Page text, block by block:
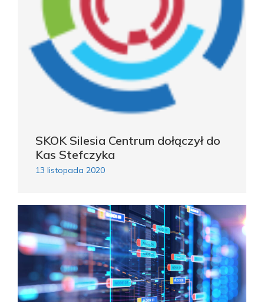
SKOK Silesia Centrum dołączył do
Kas Stefczyka
13 listopada 2020